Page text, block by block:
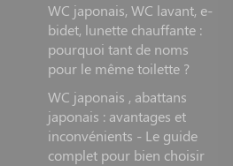
WC japonais, WC lavant, e-
bidet, lunette chauffante :
pourquoi tant de noms
pour le même toilette ?
WC japonais , abattans
japonais : avantages et
inconvénients - Le guide
complet pour bien choisir